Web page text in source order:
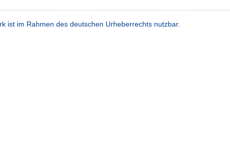
ist im Rahmen des deutschen Urheberrechts nutzbar.